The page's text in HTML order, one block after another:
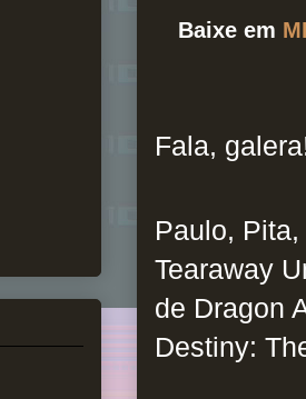
Baixe em
Fala,
Paulo,
Tearaway
de Dragon
Destiny: